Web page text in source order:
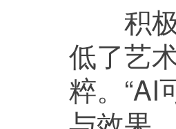
积极
低了艺
粹。“AI